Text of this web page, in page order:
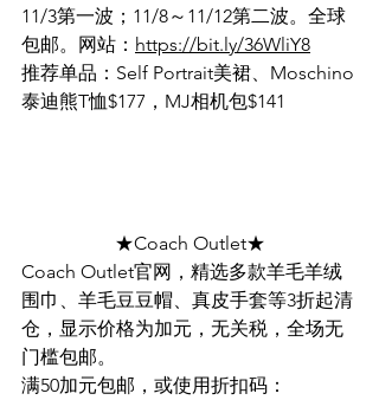
11/3第一波；11/8～11/12第二波。全球
包邮。网站： https://bit.ly/36WliY8
推荐单品：Self Portrait美裙、Moschino
泰迪熊T恤$177，MJ相机包$141
★Coach Outlet★
Coach Outlet官网，精选多款羊毛羊绒
围巾、羊毛豆豆帽、真皮手套等3折起清
仓，显示价格为加元，无关税，全场无
门槛包邮。
满50加元包邮，或使用折扣码：